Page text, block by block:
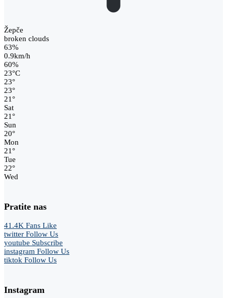
Žepče
broken clouds
63%
0.9km/h
60%
23°C
23°
23°
21°
Sat
21°
Sun
20°
Mon
21°
Tue
22°
Wed
Pratite nas
41.4K Fans Like
twitter Follow Us
youtube Subscribe
instagram Follow Us
tiktok Follow Us
Instagram